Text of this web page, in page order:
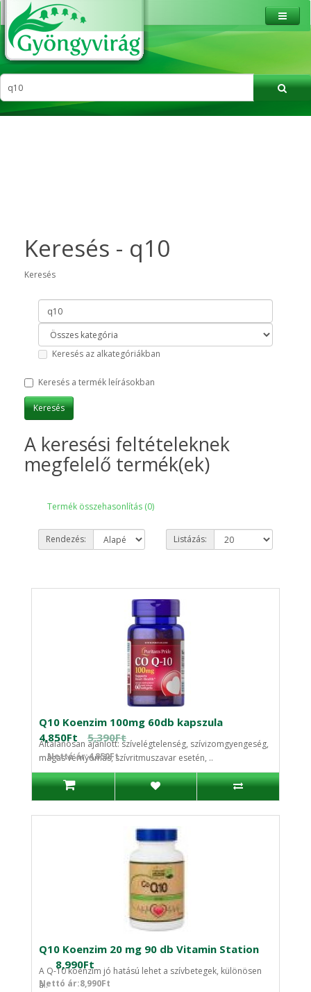
Keresés - q10
Keresés
Keresés az alkategóriákban
Keresés a termék leírásokban
A keresési feltételeknek
megfelelő termék(ek)
Termék összehasonlítás (0)
Rendezés: Listázás:
Q10 Koenzim 100mg 60db kapszula
Általánosan ajánlott: szívelégtelenség, szívizomgyengeség,
magas vérnyomás, szívritmuszavar esetén, ..
4,850Ft 5,390Ft
Nettó ár:4,850Ft
Q10 Koenzim 20 mg 90 db Vitamin Station
A Q-10 koenzim jó hatású lehet a szívbetegek, különösen
a..
8,990Ft
Nettó ár:8,990Ft